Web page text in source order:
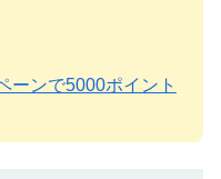
ーンで5000ポイント